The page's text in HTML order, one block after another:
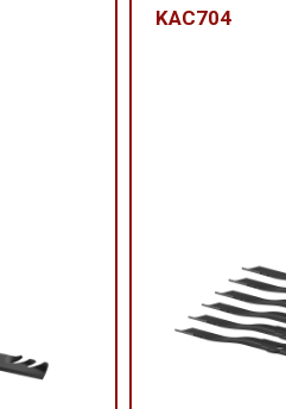
KAC704